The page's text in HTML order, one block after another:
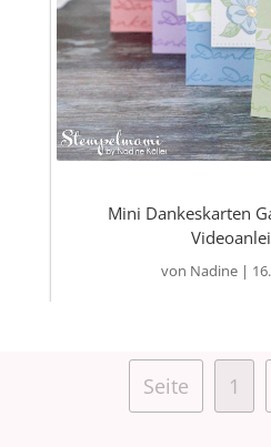
Mini Dankeskarten
von Nadine|
Seite 1